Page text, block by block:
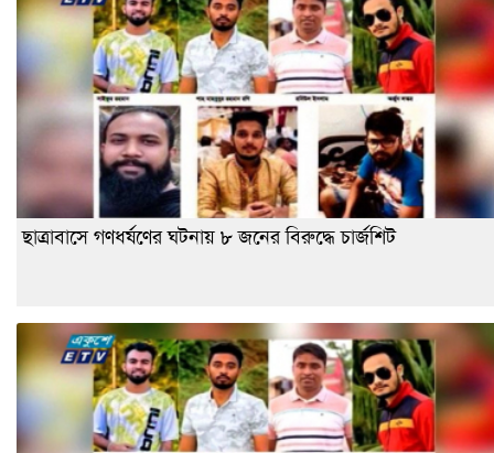
ছাত্রাবাসে গণধর্ষণের ঘটনায় ৮ জনের বিরুদ্ধে চার্জশিট